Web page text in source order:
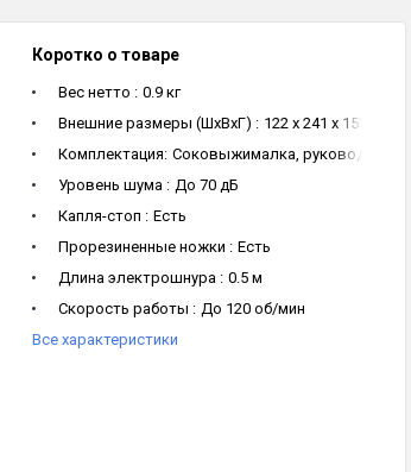
Коротко о товаре
Вес нетто : 0.9 кг
Внешние размеры (ШхВхГ) : 122 х 241 х 153 мм
Комплектация: Соковыжималка, руководство
Уровень шума : До 70 дБ
Капля-стоп : Есть
Прорезиненные ножки : Есть
Длина электрошнура : 0.5 м
Скорость работы : До 120 об/мин
Материал корпуса :
Все характеристики